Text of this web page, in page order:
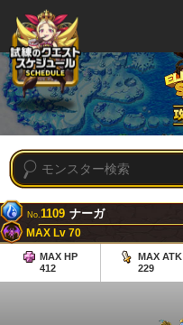
No.1109 ナーガ
MAX Lv 70
MAX HP
412
MAX ATK
229